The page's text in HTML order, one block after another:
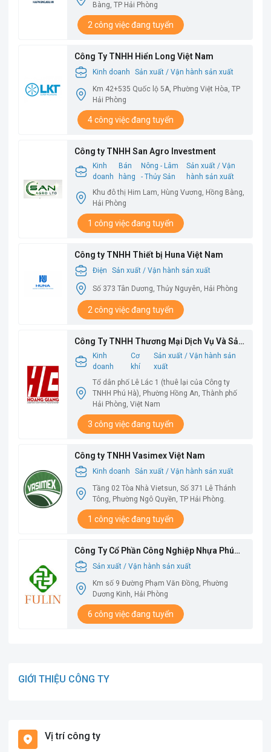
Bàng, TP Hải Phòng
2 công việc đang tuyển
Công Ty TNHH Hiển Long Việt Nam
Kinh doanh
Sản xuất / Vận hành sản xuất
Km 42+535 Quốc lộ 5A, Phường Việt Hòa, TP
Hải Phòng
4 công việc đang tuyển
Công ty TNHH San Agro Investment
Kinh
doanh
Bán
hàng
Nông - Lâm
- Thủy Sản
Sản xuất / Vận
hành sản xuất
Khu đô thị Him Lam, Hùng Vương, Hồng Bàng,
Hải Phòng
1 công việc đang tuyển
Công ty TNHH Thiết bị Huna Việt Nam
Điện Sản xuất / Vận hành sản xuất
Số 373 Tân Dương, Thủy Nguyên, Hải Phòng
2 công việc đang tuyển
Công Ty TNHH Thương Mại Dịch Vụ Và Sản
Xuất Hoàng Giang
Kinh
doanh
Cơ
khí
Sản xuất / Vận hành sản
xuất
Tổ dân phố Lê Lác 1 (thuê lại của Công ty
TNHH Phú Hà), Phường Hồng An, Thành phố
Hải Phòng, Việt Nam
3 công việc đang tuyển
Công ty TNHH Vasimex Việt Nam
Kinh doanh
Sản xuất / Vận hành sản xuất
Tầng 02 Tòa Nhà Vietsun, Số 371 Lê Thánh
Tông, Phường Ngô Quyền, TP Hải Phòng.
1 công việc đang tuyển
Công Ty Cổ Phần Công Nghiệp Nhựa Phú
Lâm
Sản xuất / Vận hành sản xuất
Km số 9 Đường Phạm Văn Đồng, Phường
Dương Kinh, Hải Phòng
6 công việc đang tuyển
GIỚI THIỆU CÔNG TY
Vị trí công ty